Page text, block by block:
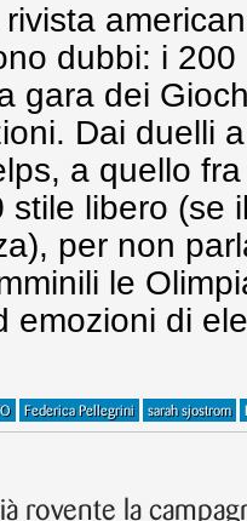
dubbi: i
gara dei
Dai duelli
a quello
libero (se
per non
le
emozioni di
Federica Pellegrini sarah sjostrom
rovente la